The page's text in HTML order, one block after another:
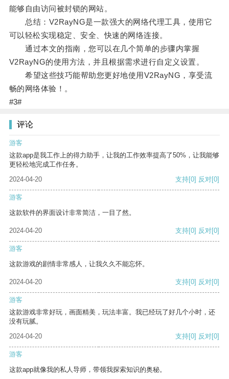
能够自由访问被封锁的网站。
总结：V2RayNG是一款强大的网络代理工具，使用它
可以轻松实现稳定、安全、快速的网络连接。
通过本文的指南，您可以在几个简单的步骤内掌握
V2RayNG的使用方法，并且根据需求进行自定义设置。
希望这些技巧能帮助您更好地使用V2RayNG，享受流
畅的网络体验！。
#3#
评论
游客
这款app是我工作上的得力助手，让我的工作效率提高了50%，让我能够
更轻松地完成工作任务。
2024-04-20
支持[0] 反对[0]
游客
这款软件的界面设计非常简洁，一目了然。
2024-04-20 支持[0] 反对[0]
游客
这款游戏的剧情非常感人，让我久久不能忘怀。
2024-04-20 支持[0] 反对[0]
游客
这款游戏非常好玩，画面精美，玩法丰富。我已经玩了好几个小时，还
没有玩腻。
2024-04-20
支持[0] 反对[0]
游客
这款app就像我的私人导师，带领我探索知识的奥秘。